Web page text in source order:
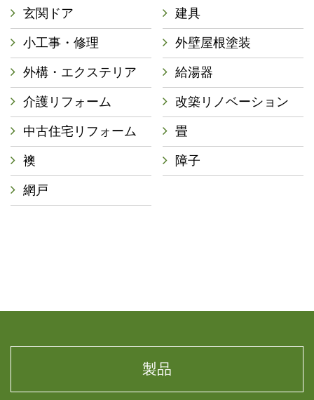
玄関ドア 建具
小工事・修理 外壁屋根塗装
外構・エクステリア 給湯器
介護リフォーム 改築リノベーション
中古住宅リフォーム 畳
襖 障子
網戸
製品